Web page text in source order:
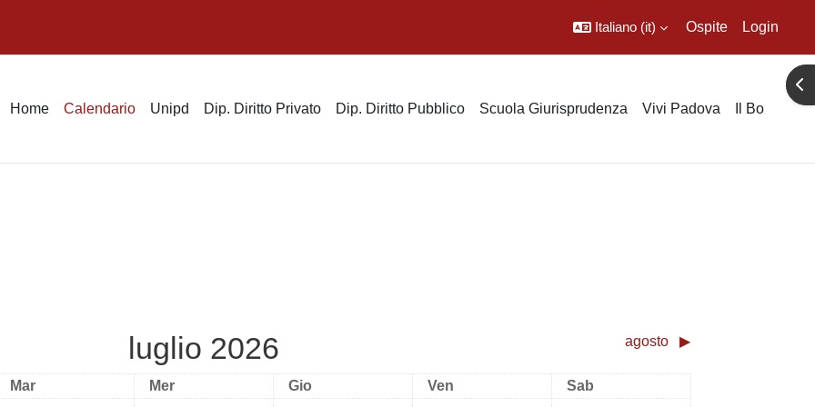
Italiano ‎(it)‎ Ospite Login
Home Calendario Unipd Dip. Diritto Privato Dip. Diritto Pubblico Scuola Giurisprudenza Vivi Padova Il Bo
luglio 2026 agosto ▶︎
Martedì
Mar Mercoledì
Mer Giovedì
Gio Venerdì
Ven Sabato
Sab